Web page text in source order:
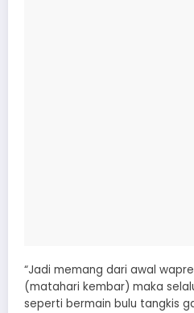
“Jadi memang dari awal
(matahari kembar) maka
seperti bermain bulu tangkis